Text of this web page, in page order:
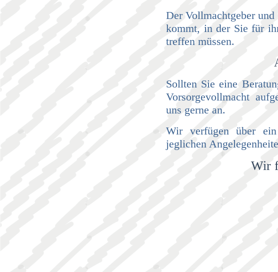
Der Vollmachtgeber
kommt, in der Sie für
treffen müssen.
Sollten Sie eine
Vorsorgevollmacht
uns gerne an.
Wir verfügen über
jeglichen
Wir